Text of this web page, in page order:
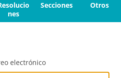
nes
Secciones Otros
electrónico